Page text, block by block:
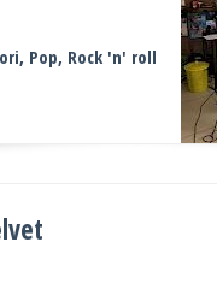
Pop, Rock 'n' roll